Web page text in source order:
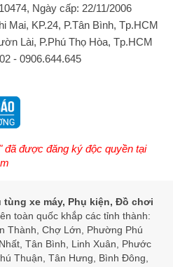
Ngày cấp: 22/11/2006
Mai, KP.24, P.Tân Bình, Tp.HCM
Lài, P.Phú Thọ Hòa, Tp.HCM
- 0906.644.645
đã được đăng ký độc quyền tại
tùng xe máy, Phụ kiện, Đồ chơi
toàn quốc khắp các tỉnh thành:
Thành, Chợ Lớn, Phường Phú
Tân Bình, Linh Xuân, Phước
Thuận, Tân Hưng, Bình Đông,